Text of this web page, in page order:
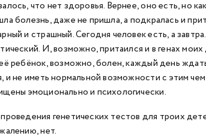
что нет здоровья. Вернее, оно есть, но
болезнь, даже не пришла, а подкралась и
и страшный. Сегодня человек есть, а
И, возможно, притаился и в генах
ребёнок, возможно, болен, каждый день
и не иметь нормальной возможности с этим
эмоционально и психологически.
генетических тестов для троих
нет.